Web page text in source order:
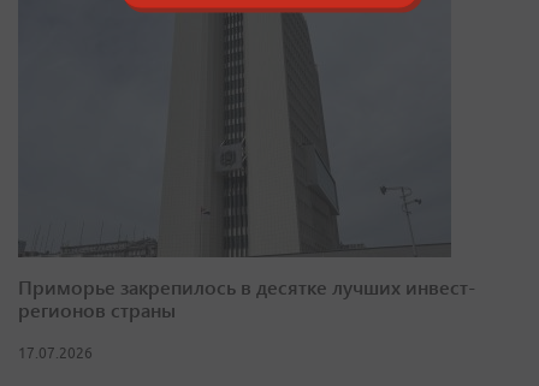
Приморье закрепилось в десятке лучших инвест-
регионов страны
17.07.2026